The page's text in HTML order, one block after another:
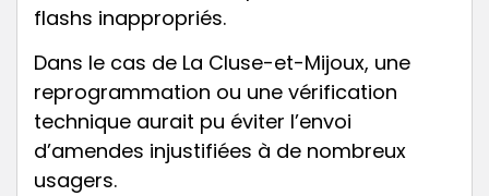
flashs inappropriés.
Dans le cas de La Cluse-et-Mijoux, une
reprogrammation ou une vérification
technique aurait pu éviter l’envoi
d’amendes injustifiées à de nombreux
usagers.